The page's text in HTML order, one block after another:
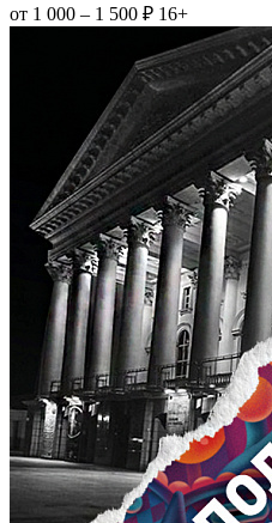
от 1 000 – 1 500 ₽ 16+